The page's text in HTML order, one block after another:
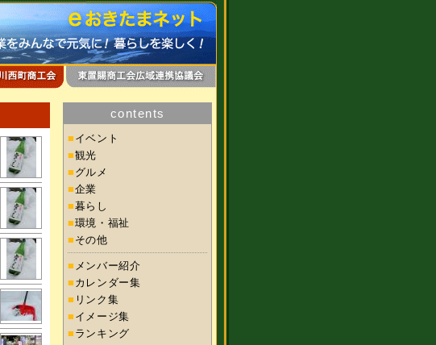
contents
■ イベント
■観光
■ グルメ
■企業
■暮らし
■環境・福祉
■ その他
■ メンバー紹介
■ カレンダー集
■ リンク集
■ イメージ集
■ ランキング